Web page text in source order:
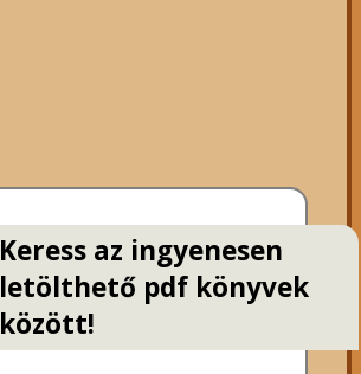
Keress az ingyenesen
letölthető pdf könyvek
között!